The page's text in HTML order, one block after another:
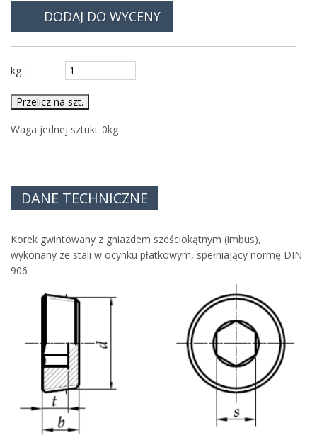
DODAJ DO WYCENY
kg :
Przelicz na szt.
Waga jednej sztuki: 0kg
DANE TECHNICZNE
Korek gwintowany z gniazdem sześciokątnym (imbus),
wykonany ze stali w ocynku płatkowym, spełniający normę DIN
906